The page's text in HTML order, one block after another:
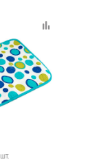
шт.